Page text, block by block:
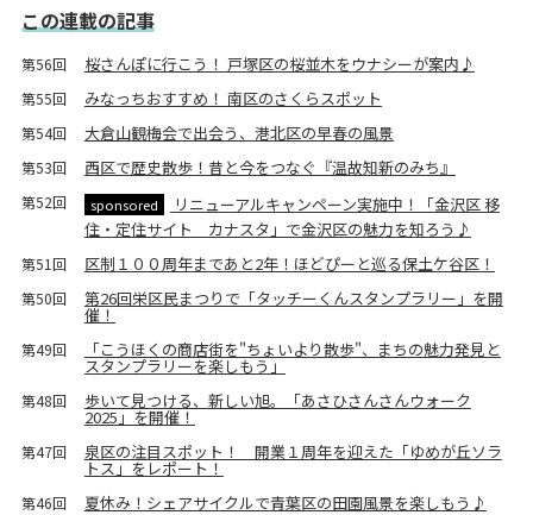
この連載の記事
第56回 桜さんぽに行こう！ 戸塚区の桜並木をウナシーが案内♪
第55回 みなっちおすすめ！ 南区のさくらスポット
第54回 大倉山観梅会で出会う、港北区の早春の風景
第53回 西区で歴史散歩！昔と今をつなぐ『温故知新のみち』
第52回 sponsored
リニューアルキャンペーン実施中！「金沢区 移
住・定住サイト カナスタ」で金沢区の魅力を知ろう♪
第51回 区制１００周年まであと2年！ほどぴーと巡る保土ケ谷区！
第50回 第26回栄区民まつりで「タッチーくんスタンプラリー」を開
催！
第49回 「こうほくの商店街を"ちょいより散歩"、まちの魅力発見と
スタンプラリーを楽しもう」
第48回 歩いて見つける、新しい旭。「あさひさんさんウォーク
2025」を開催！
第47回 泉区の注目スポット！ 開業１周年を迎えた「ゆめが丘ソラ
トス」をレポート！
第46回 夏休み！シェアサイクルで青葉区の田園風景を楽しもう♪